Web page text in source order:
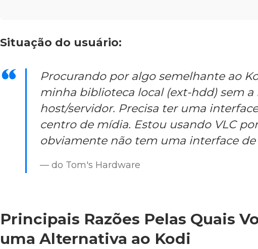
Situação do usuário:
Procurando por algo semelhante ao
minha biblioteca local (ext-hdd) sem a
host/servidor. Precisa ter uma
centro de mídia. Estou usando VLC
obviamente não tem uma interface de
— do Tom's Hardware
Principais Razões Pelas Quais
uma Alternativa ao Kodi